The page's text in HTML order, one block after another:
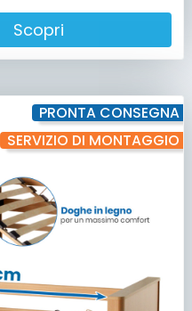
Scopri
PRONTA CONSEGNA
SERVIZIO DI MONTAGGIO